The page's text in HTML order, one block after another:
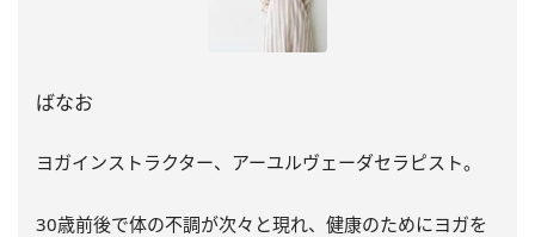
ばなお
ヨガインストラクター、アーユルヴェーダセラピスト。
30歳前後で体の不調が次々と現れ、健康のためにヨガを